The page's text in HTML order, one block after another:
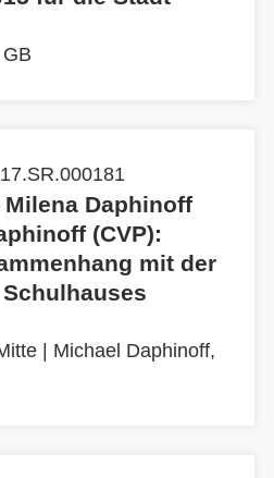
Daphinoff
(CVP):
mit der
Michael Daphinoff,